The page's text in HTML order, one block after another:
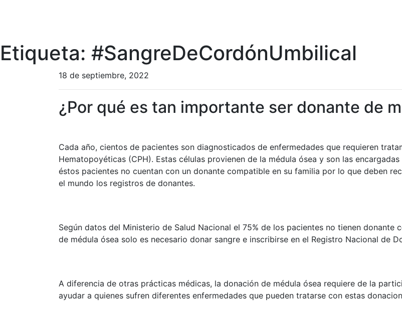
Etiqueta: #SangreDeCordónUmbilical
18 de septiembre, 2022
¿Por qué es tan importante ser donante de
Cada año, cientos de pacientes son diagnosticados de enfermedades que requieren
Hematopoyéticas (CPH). Estas células provienen de la médula ósea y son las
éstos pacientes no cuentan con un donante compatible en su familia por lo que deben
el mundo los registros de donantes.
Según datos del Ministerio de Salud Nacional el 75% de los pacientes no tienen donante
de médula ósea solo es necesario donar sangre e inscribirse en el Registro Nacional de
A diferencia de otras prácticas médicas, la donación de médula ósea requiere de la
ayudar a quienes sufren diferentes enfermedades que pueden tratarse con estas